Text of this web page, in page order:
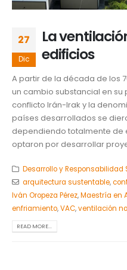
27
Dic
La
edificios
A partir de la década de los
un cambio substancial en
conflicto Irán-Irak y la
países desarrollados se
dependiendo totalmente de
optaron por desarrollar
Desarrollo y Responsabilidad
arquitectura sustentable,
Iván Oropeza Pérez,Maestría en
enfriamiento,VAC,ventilación
READ MORE...